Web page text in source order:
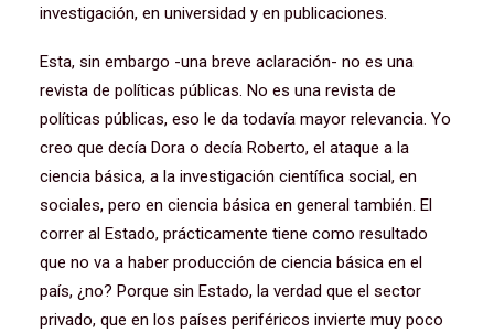
investigación, en universidad y en publicaciones.
Esta, sin embargo -una breve aclaración- no es una
revista de políticas públicas. No es una revista de
políticas públicas, eso le da todavía mayor relevancia. Yo
creo que decía Dora o decía Roberto, el ataque a la
ciencia básica, a la investigación científica social, en
sociales, pero en ciencia básica en general también. El
correr al Estado, prácticamente tiene como resultado
que no va a haber producción de ciencia básica en el
país, ¿no? Porque sin Estado, la verdad que el sector
privado, que en los países periféricos invierte muy poco